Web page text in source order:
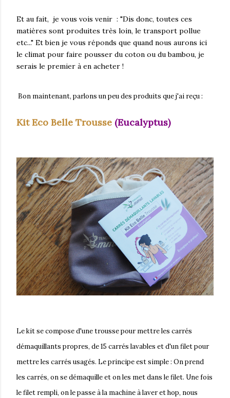
Et au fait, je vous vois venir : "Dis donc, toutes ces
matières sont produites très loin, le transport pollue
etc..." Et bien je vous réponds que quand nous aurons ici
le climat pour faire pousser du coton ou du bambou, je
serais le premier à en acheter !
Bon maintenant, parlons un peu des produits que j'ai reçu :
Kit Eco Belle Trousse (Eucalyptus)
Le kit se compose d'une trousse pour mettre les carrés
démaquillants propres, de 15 carrés lavables et d'un filet pour
mettre les carrés usagés. Le principe est simple : On prend
les carrés, on se démaquille et on les met dans le filet. Une fois
le filet rempli, on le passe à la machine à laver et hop, nous